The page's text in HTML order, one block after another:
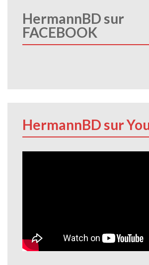
HermannBD sur
FACEBOOK
HermannBD sur